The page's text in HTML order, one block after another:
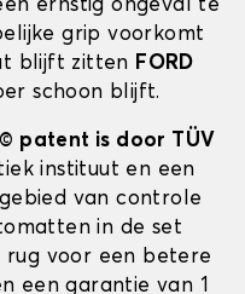
ernstig ongeval te
grip voorkomt
blijft zitten FORD
schoon blijft.
patent is door TÜV
instituut en een
van controle
in de set
rug voor een betere
een garantie van 1